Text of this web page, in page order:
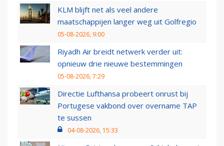
KLM blijft net als veel andere
maatschappijen langer weg uit Golfregio
05-08-2026, 9:00
Riyadh Air breidt netwerk verder uit:
opnieuw drie nieuwe bestemmingen
05-08-2026, 7:29
Directie Lufthansa probeert onrust bij
Portugese vakbond over overname TAP
te sussen
04-08-2026, 15:33